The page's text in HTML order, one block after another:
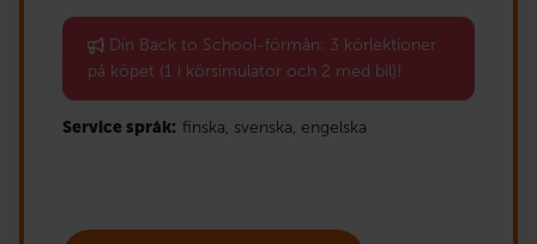
Din Back to School-förmån: 3 körlektioner
på köpet (1 i körsimulator och 2 med bil)!
Service språk: finska, svenska, engelska